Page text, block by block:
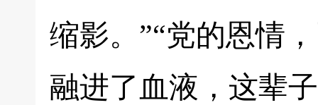
缩影。”“党的恩情
融进了血液，这辈